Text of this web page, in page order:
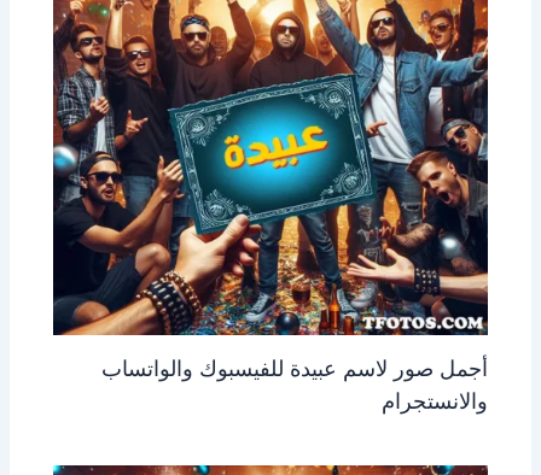
أجمل صور لاسم عبيدة للفيسبوك والواتساب
والانستجرام